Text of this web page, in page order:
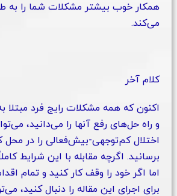
همکار خوب بیشتر مشکلات شما را به
می‌کند.
کلام آخر
اکنون که همه مشکلات رایج فرد مبتلا
و راه حل‌‌های رفع آنها را می‌دانید،
اختلال کم‌توجهی-بیش‌فعالی را در محل
برسانید. اگرچه مقابله با این شرایط
اما اگر خود را وقف کار کنید و تمام
برای اجرای این مقاله را دنبال کنید،